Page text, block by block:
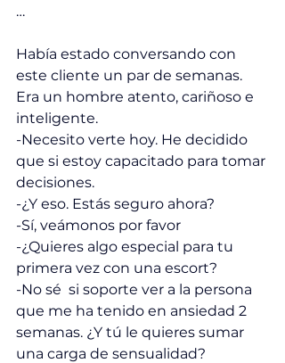
…
Había estado conversando con
este cliente un par de semanas.
Era un hombre atento, cariñoso e
inteligente.
-Necesito verte hoy. He decidido
que si estoy capacitado para tomar
decisiones.
-¿Y eso. Estás seguro ahora?
-Sí, veámonos por favor
-¿Quieres algo especial para tu
primera vez con una escort?
-No sé  si soporte ver a la persona
que me ha tenido en ansiedad 2
semanas. ¿Y tú le quieres sumar
una carga de sensualidad?